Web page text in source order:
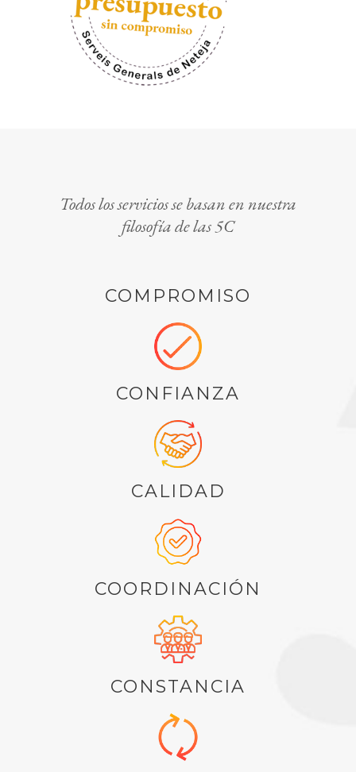
Todos los servicios se basan en nuestra
filosofía de las 5C
COMPROMISO
CONFIANZA
CALIDAD
COORDINACIÓN
CONSTANCIA